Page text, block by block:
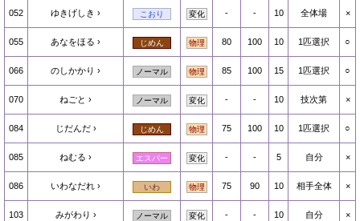
052 ゆきげしき こおり 変化 - - 10 全体場 ×
055 あなをほる じめん 物理 80 100 10 1匹選択 ○
066 のしかかり ノーマル 物理 85 100 15 1匹選択 ○
070 ねごと ノーマル 変化 - - 10 技次第 ×
084 じだんだ じめん 物理 75 100 10 1匹選択 ○
085 ねむる エスパー 変化 - - 5 自分 ×
086 いわなだれ いわ 物理 75 90 10 相手全体 ×
103 みがわり ノーマル 変化 - - 10 自分 ×